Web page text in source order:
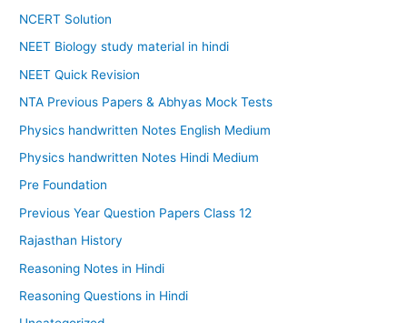
NCERT Solution
NEET Biology study material in hindi
NEET Quick Revision
NTA Previous Papers & Abhyas Mock Tests
Physics handwritten Notes English Medium
Physics handwritten Notes Hindi Medium
Pre Foundation
Previous Year Question Papers Class 12
Rajasthan History
Reasoning Notes in Hindi
Reasoning Questions in Hindi